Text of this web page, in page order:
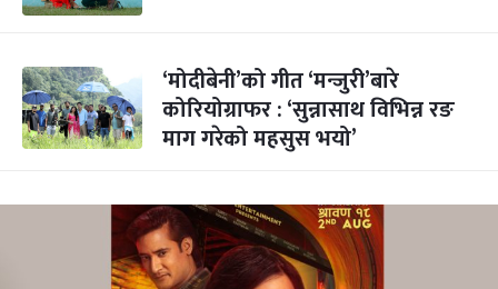
‘मोदीबेनी’को गीत ‘मन्जुरी’बारे
कोरियोग्राफर : ‘सुन्नासाथ विभिन्न रङ
माग गरेको महसुस भयो’